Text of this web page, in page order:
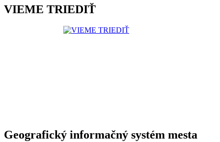
VIEME TRIEDIŤ
Geografický informačný systém mesta